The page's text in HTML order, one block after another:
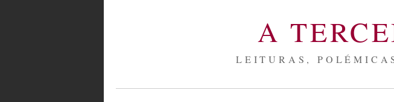
A
LEITURAS,